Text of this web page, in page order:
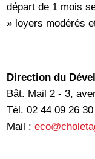
départ de 1 mois
» loyers modérés
Direction du
Bât. Mail 2 - 3,
Tél. 02 44 09 26 30
Mail :